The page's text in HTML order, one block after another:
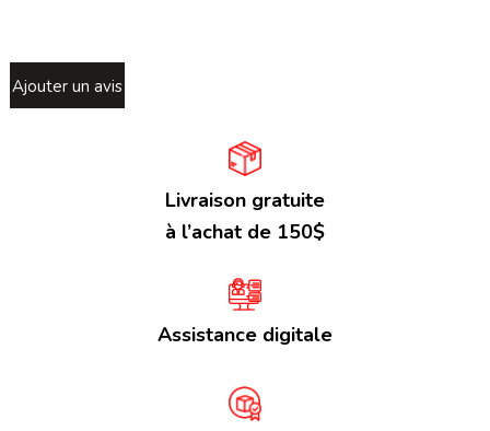
Ajouter un avis
Livraison gratuite
à l’achat de 150$
Assistance digitale